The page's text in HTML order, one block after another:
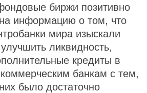
биржи позитивно
информацию о том, что
мира изыскали
ликвидность,
кредиты в
банкам с тем,
было достаточно